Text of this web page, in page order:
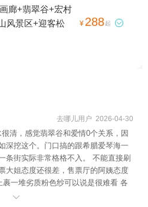
区+太平湖+黄山
州古城+新安江
山景区+西递+黄
区+黄山野生猴
+东黄山旅游度
山云谷索道+斗山
蓉谷+新安江月
出+横江山水竹筏
酒楼+洞天湾风
园+新安江水世界
牌坊群鲍家花园
廊+翡翠谷+宏村
风景区+迎客松
¥ 288起 
去哪儿用户 2026-04-30
清，感觉翡翠谷和爱情0个关系，因
深挖这个。门口搞的跟希腊爱琴海一
条街实际非常格格不入。 不能直接刷
大姐态度还很差，售票厅的阿姨态度
一堆劣质粉色纱可以说是很难看 各
撤掉 但是天然景是非常不错的 附图
